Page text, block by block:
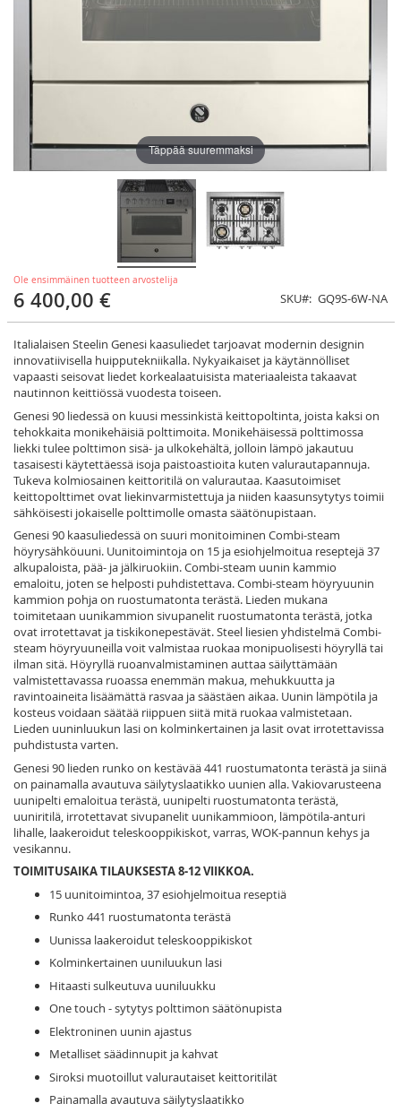
Ole ensimmäinen tuotteen arvostelija
6 400,00 € SKU GQ9S-6W-NA
Italialaisen Steelin Genesi kaasuliedet tarjoavat modernin designin
innovatiivisella huipputekniikalla. Nykyaikaiset ja käytännölliset
vapaasti seisovat liedet korkealaatuisista materiaaleista takaavat
nautinnon keittiössä vuodesta toiseen.
Genesi 90 liedessä on kuusi messinkistä keittopoltinta, joista kaksi on
tehokkaita monikehäisiä polttimoita. Monikehäisessä polttimossa
liekki tulee polttimon sisä- ja ulkokehältä, jolloin lämpö jakautuu
tasaisesti käytettäessä isoja paistoastioita kuten valurautapannuja.
Tukeva kolmiosainen keittoritilä on valurautaa. Kaasutoimiset
keittopolttimet ovat liekinvarmistettuja ja niiden kaasunsytytys toimii
sähköisesti jokaiselle polttimolle omasta säätönupistaan.
Genesi 90 kaasuliedessä on suuri monitoiminen Combi-steam
höyrysähköuuni. Uunitoimintoja on 15 ja esiohjelmoitua reseptejä 37
alkupaloista, pää- ja jälkiruokiin. Combi-steam uunin kammio
emaloitu, joten se helposti puhdistettava. Combi-steam höyryuunin
kammion pohja on ruostumatonta terästä. Lieden mukana
toimitetaan uunikammion sivupanelit ruostumatonta terästä, jotka
ovat irrotettavat ja tiskikonepestävät. Steel liesien yhdistelmä Combi-
steam höyryuuneilla voit valmistaa ruokaa monipuolisesti höyryllä tai
ilman sitä. Höyryllä ruoanvalmistaminen auttaa säilyttämään
valmistettavassa ruoassa enemmän makua, mehukkuutta ja
ravintoaineita lisäämättä rasvaa ja säästäen aikaa. Uunin lämpötila ja
kosteus voidaan säätää riippuen siitä mitä ruokaa valmistetaan.
Lieden uuninluukun lasi on kolminkertainen ja lasit ovat irrotettavissa
puhdistusta varten.
Genesi 90 lieden runko on kestävää 441 ruostumatonta terästä ja siinä
on painamalla avautuva säilytyslaatikko uunien alla. Vakiovarusteena
uunipelti emaloitua terästä, uunipelti ruostumatonta terästä,
uuniritilä, irrotettavat sivupanelit uunikammioon, lämpötila-anturi
lihalle, laakeroidut teleskooppikiskot, varras, WOK-pannun kehys ja
vesikannu.
TOIMITUSAIKA TILAUKSESTA 8-12 VIIKKOA.
15 uunitoimintoa, 37 esiohjelmoitua reseptiä
Runko 441 ruostumatonta terästä
Uunissa laakeroidut teleskooppikiskot
Kolminkertainen uuniluukun lasi
Hitaasti sulkeutuva uuniluukku
One touch - sytytys polttimon säätönupista
Elektroninen uunin ajastus
Metalliset säädinnupit ja kahvat
Siroksi muotoillut valurautaiset keittoritilät
Painamalla avautuva säilytyslaatikko
Täppää suuremmaksi